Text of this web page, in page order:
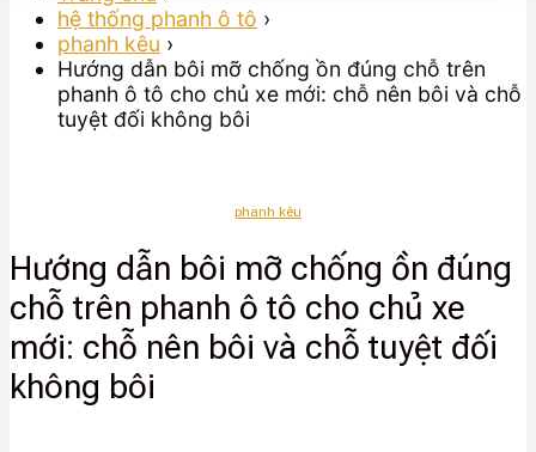
hệ thống phanh ô tô ›
phanh kêu ›
Hướng dẫn bôi mỡ chống ồn đúng chỗ trên
phanh ô tô cho chủ xe mới: chỗ nên bôi và chỗ
tuyệt đối không bôi
phanh kêu
Hướng dẫn bôi mỡ chống ồn đúng
chỗ trên phanh ô tô cho chủ xe
mới: chỗ nên bôi và chỗ tuyệt đối
không bôi